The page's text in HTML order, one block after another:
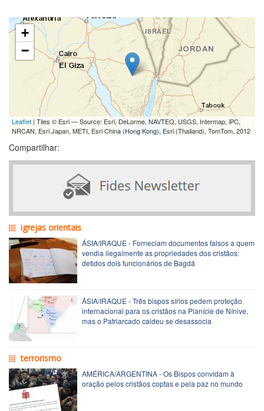
+
−
Leaflet | Tiles © Esri — Source: Esri, DeLorme, NAVTEQ, USGS, Intermap, iPC,
NRCAN, Esri Japan, METI, Esri China (Hong Kong), Esri (Thailand), TomTom, 2012
Compartilhar:
igrejas orientais
ÁSIA/IRAQUE - Forneciam documentos falsos a quem
vendia ilegalmente as propriedades dos cristãos:
detidos dois funcionários de Bagdá
ÁSIA/IRAQUE - Três bispos sírios pedem proteção
internacional para os cristãos na Planície de Nínive,
mas o Patriarcado caldeu se desassocia
terrorismo
AMÉRICA/ARGENTINA - Os Bispos convidam à
oração pelos cristãos coptas e pela paz no mundo